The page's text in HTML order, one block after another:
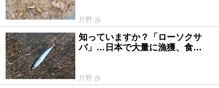
片野 歩
2026/05/11
知っていますか？「ローソクサ
バ」…日本で大量に漁獲、食…
片野 歩